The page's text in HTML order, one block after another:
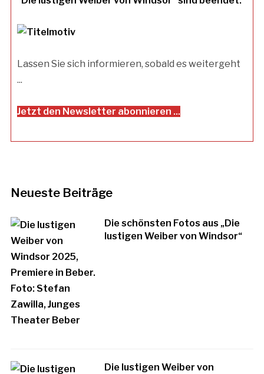
Lassen Sie sich informieren, sobald es weitergeht
...
Jetzt den Newsletter abonnieren ...
Neueste Beiträge
Die schönsten Fotos aus „Die
lustigen Weiber von Windsor“
Die lustigen Weiber von